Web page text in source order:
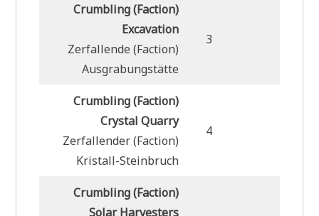
Crumbling (Faction)
Excavation
Zerfallende (Faction)
Ausgrabungstätte
3
Crumbling (Faction)
Crystal Quarry
Zerfallender (Faction)
Kristall-Steinbruch
4
Crumbling (Faction)
Solar Harvesters